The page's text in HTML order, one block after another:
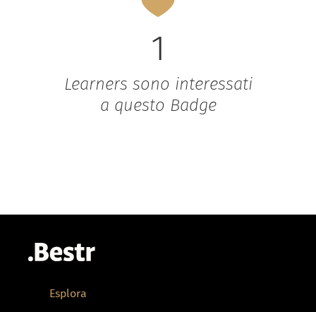
1
Learners sono interessati
a questo Badge
Esplora